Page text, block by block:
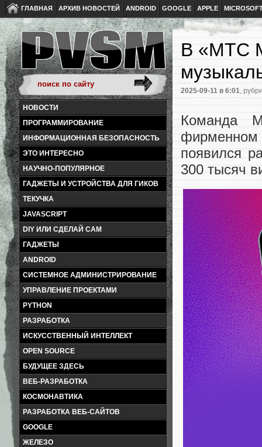
ГЛАВНАЯ АРХИВ НОВОСТЕЙ ANDROID GOOGLE APPLE
НОВОСТИ
ПРОГРАММИРОВАНИЕ
ИНФОРМАЦИОННАЯ БЕЗОПАСНОСТЬ
ЭТО ИНТЕРЕСНО
НАУЧНО-ПОПУЛЯРНОЕ
ГАДЖЕТЫ И УСТРОЙСТВА ДЛЯ ГИКОВ
ТЕКУЧКА
JAVASCRIPT
DIY ИЛИ СДЕЛАЙ САМ
ГАДЖЕТЫ
ANDROID
СИСТЕМНОЕ АДМИНИСТРИРОВАНИЕ
УПРАВЛЕНИЕ ПРОЕКТАМИ
PYTHON
РАЗРАБОТКА
ИСКУССТВЕННЫЙ ИНТЕЛЛЕКТ
OPEN SOURCE
БУДУЩЕЕ ЗДЕСЬ
ВЕБ-РАЗРАБОТКА
КОСМОНАВТИКА
РАЗРАБОТКА ВЕБ-САЙТОВ
GOOGLE
ЖЕЛЕЗО
В «МТС
2025-09-11 в 6:01,
Команда
появился
300 тысяч